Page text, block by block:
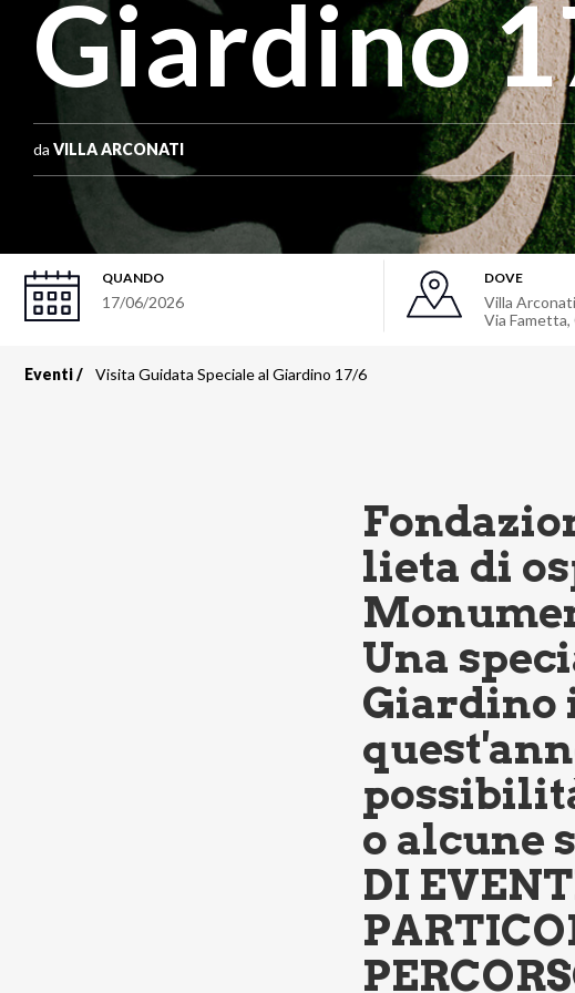
Giardino
da VILLA ARCONATI
QUANDO
17/06/2026
DOVE
Villa Arconati
Via Fametta,
Eventi Visita Guidata Speciale al Giardino 17/6
lieta di
Una
Giardino
o alcune
DI